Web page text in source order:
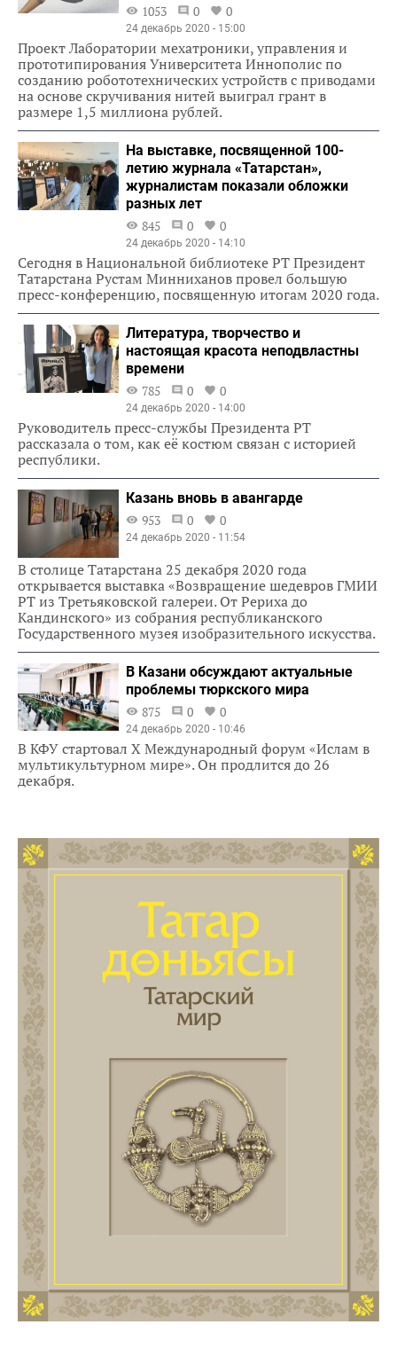
1053
0 0
24 декабрь 2020 - 15:00
Проект Лаборатории мехатроники, управления и
прототипирования Университета Иннополис по
созданию робототехнических устройств с приводами
на основе скручивания нитей выиграл грант в
размере 1,5 миллиона рублей.
На выставке, посвященной 100-
летию журнала «Татарстан»,
журналистам показали обложки
разных лет
845
0 0
24 декабрь 2020 - 14:10
Сегодня в Национальной библиотеке РТ Президент
Татарстана Рустам Минниханов провел большую
пресс-конференцию, посвященную итогам 2020 года.
Литература, творчество и
настоящая красота неподвластны
времени
785
0 0
24 декабрь 2020 - 14:00
Руководитель пресс-службы Президента РТ
рассказала о том, как её костюм связан с историей
республики.
Казань вновь в авангарде
953
0 0
24 декабрь 2020 - 11:54
В столице Татарстана 25 декабря 2020 года
открывается выставка «Возвращение шедевров ГМИИ
РТ из Третьяковской галереи. От Рериха до
Кандинского» из собрания республиканского
Государственного музея изобразительного искусства.
В Казани обсуждают актуальные
проблемы тюркского мира
875
0 0
24 декабрь 2020 - 10:46
В КФУ стартовал X Международный форум «Ислам в
мультикультурном мире». Он продлится до 26
декабря.